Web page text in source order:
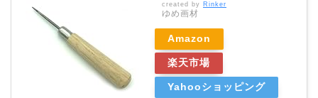
created by Rinker
ゆめ画材
Amazon
楽天市場
Yahooショッピング